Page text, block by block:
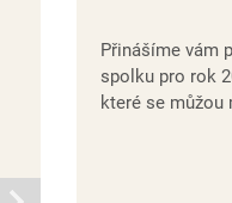
Přinášíme vám
spolku pro rok
které se můžou